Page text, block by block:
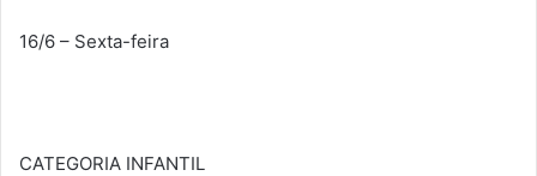
16/6 – Sexta-feira
CATEGORIA INFANTIL